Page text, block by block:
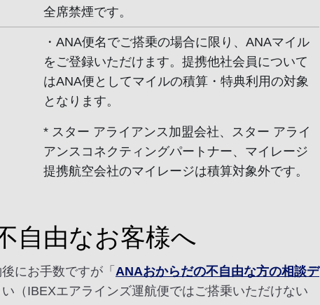
全席禁煙です。
・ANA便名でご搭乗の場合に限り、ANAマイル
をご登録いただけます。提携他社会員について
はANA便としてマイルの積算・特典利用の対象
となります。
* スター アライアンス加盟会社、スター アライ
アンスコネクティングパートナー、マイレージ
提携航空会社のマイレージは積算対象外です。
自由なお客様へ
にお手数ですが「 ANAおからだの不自由な方の相談デ
い（IBEXエアラインズ運航便ではご搭乗いただけない